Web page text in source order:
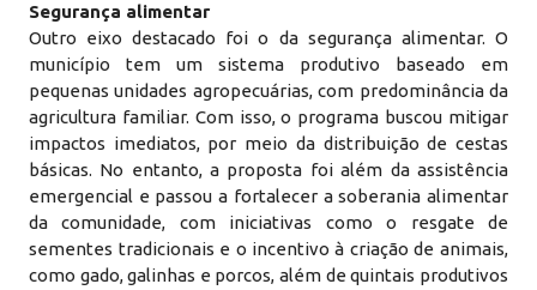
Segurança alimentar
Outro eixo destacado foi o da segurança alimentar. O
município tem um sistema produtivo baseado em
pequenas unidades agropecuárias, com predominância da
agricultura familiar. Com isso, o programa buscou mitigar
impactos imediatos, por meio da distribuição de cestas
básicas. No entanto, a proposta foi além da assistência
emergencial e passou a fortalecer a soberania alimentar
da comunidade, com iniciativas como o resgate de
sementes tradicionais e o incentivo à criação de animais,
como gado, galinhas e porcos, além de quintais produtivos